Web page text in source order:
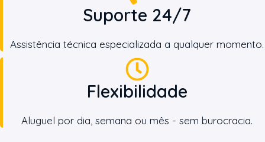
Suporte 24/7
Assistência técnica especializada a qualquer momento.
Flexibilidade
Aluguel por dia, semana ou mês - sem burocracia.